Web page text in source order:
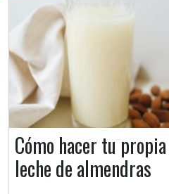
Cómo hacer tu propia
leche de almendras